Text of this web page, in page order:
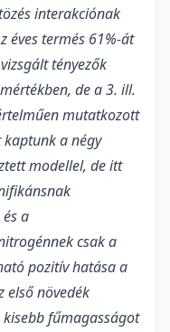
interakciónak
éves termés 61%-át
tényezők
de a 3. ill.
mutatkozott
a négy
modellel, de itt
a
csak a
pozitív hatása a
első növedék
fűmagasságot